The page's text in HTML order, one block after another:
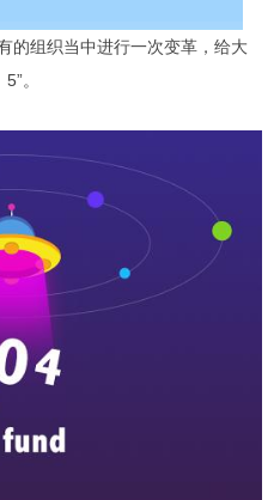
的组织当中进行一次变革，给大
。